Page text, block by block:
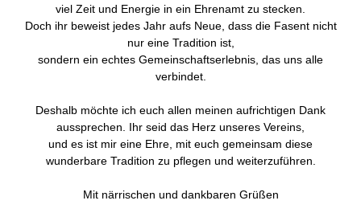
viel Zeit und Energie in ein Ehrenamt zu stecken.
Doch ihr beweist jedes Jahr aufs Neue, dass die Fasent nicht
nur eine Tradition ist,
sondern ein echtes Gemeinschaftserlebnis, das uns alle
verbindet.
Deshalb möchte ich euch allen meinen aufrichtigen Dank
aussprechen. Ihr seid das Herz unseres Vereins,
und es ist mir eine Ehre, mit euch gemeinsam diese
wunderbare Tradition zu pflegen und weiterzuführen.
Mit närrischen und dankbaren Grüßen